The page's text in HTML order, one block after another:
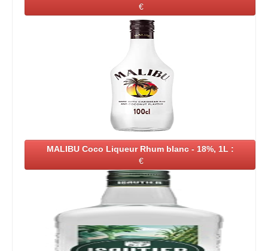
€
MALIBU Coco Liqueur Rhum blanc - 18%, 1L :
€